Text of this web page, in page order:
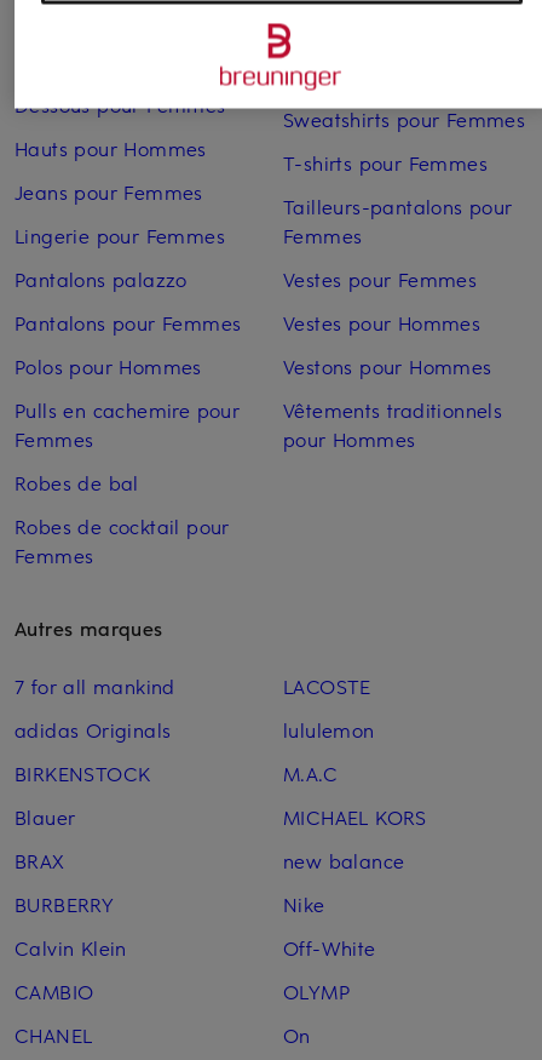
Costumes pour Hommes
Dessous pour Femmes
Hauts pour Hommes
Jeans pour Femmes
Lingerie pour Femmes
Pantalons palazzo
Pantalons pour Femmes
Polos pour Hommes
Pulls en cachemire pour
Femmes
Robes de bal
Robes de cocktail pour
Femmes
Sweats zippés pour
Hommes
Sweatshirts pour Femmes
T-shirts pour Femmes
Tailleurs-pantalons pour
Femmes
Vestes pour Femmes
Vestes pour Hommes
Vestons pour Hommes
Vêtements traditionnels
pour Hommes
Autres marques
7 for all mankind
adidas Originals
BIRKENSTOCK
Blauer
BRAX
BURBERRY
Calvin Klein
CAMBIO
CHANEL
LACOSTE
lululemon
M.A.C
MICHAEL KORS
new balance
Nike
Off-White
OLYMP
On